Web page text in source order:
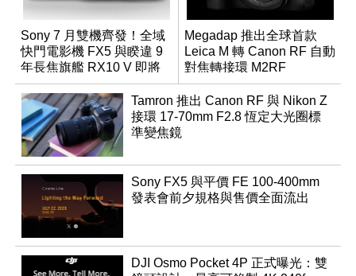
Sony 7 月雙機齊發！全域
快門電影機 FX5 與睽違 9
年長焦旗艦 RX10 V 即將
登場
Megadap 推出全球首款
Leica M 轉 Canon RF 自動
對焦轉接環 M2RF
Tamron 推出 Canon RF 與 Nikon Z
接環 17-70mm F2.8 恆定大光圈標
準變焦鏡
Sony FX5 與平價 FE 100-400mm
發表會前夕規格與售價全面流出
DJI Osmo Pocket 4P 正式曝光：雙